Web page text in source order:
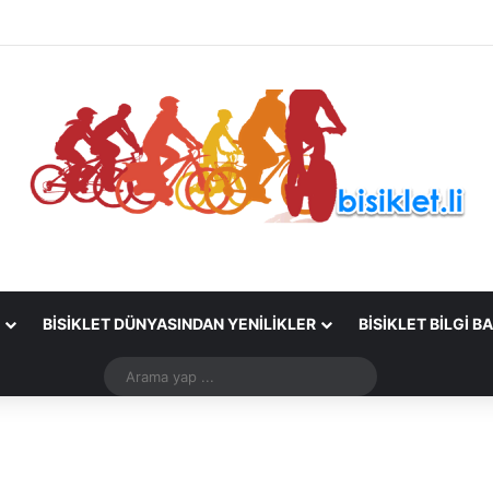
BISIKLET DÜNYASINDAN YENILIKLER BISIKLET BILGI